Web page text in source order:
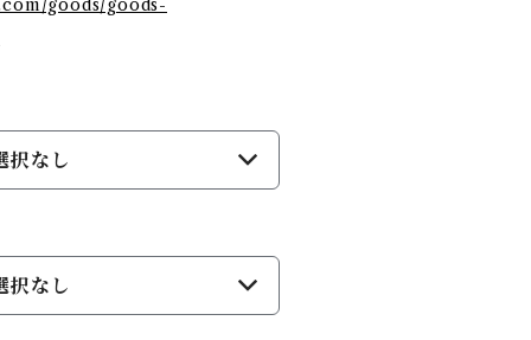
goods/goods-
択なし
択なし